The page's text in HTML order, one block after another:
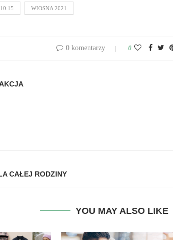
WIOSNA 2021
0 komentarzy 0
CAŁEJ RODZINY
YOU MAY ALSO LIKE